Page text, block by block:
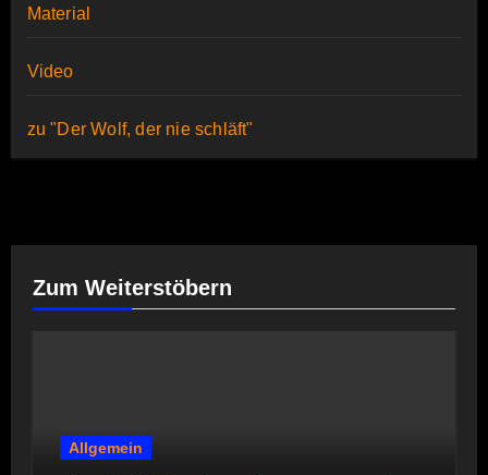
Material
Video
zu "Der Wolf, der nie schläft"
Zum Weiterstöbern
Allgemein